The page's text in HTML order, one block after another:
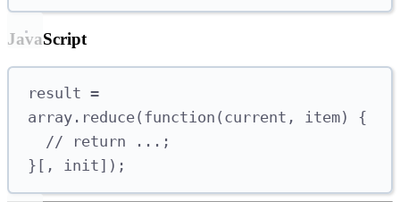
JavaScript
result =
array . reduce( function ( current , item)
{
// return ...;
}[,
init ]);